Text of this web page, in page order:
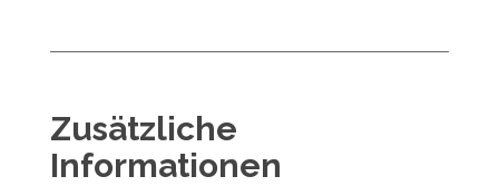
Zusätzliche
Informationen